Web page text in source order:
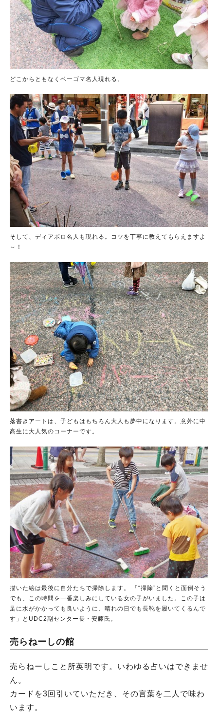
どこからともなくベーゴマ名人現れる。
そして、ディアボロ名人も現れる。コツを丁寧に教えてもらえますよ
～！
落書きアートは、子どもはもちろん大人も夢中になります。意外に中
高生に大人気のコーナーです。
描いた絵は最後に自分たちで掃除します。 「“掃除”と聞くと面倒そう
でも、この時間を一番楽しみにしている女の子がいました。この子は
足に水がかかっても良いように、晴れの日でも長靴を履いてくるんで
す」とUDC2副センター長・安藤氏。
売らねーしの館
売らねーしこと所英明です。いわゆる占いはできませ
ん。
カードを3回引いていただき、その言葉を二人で味わ
います。